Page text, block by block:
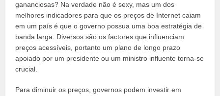
gananciosas? Na verdade não é sexy, mas um dos
melhores indicadores para que os preços de Internet caiam
em um país é que o governo possua uma boa estratégia de
banda larga. Diversos são os factores que influenciam
preços acessíveis, portanto um plano de longo prazo
apoiado por um presidente ou um ministro influente torna-se
crucial.
Para diminuir os preços, governos podem investir em